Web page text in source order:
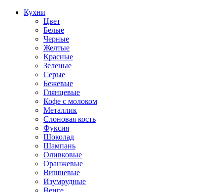
Кухни
Цвет
Белые
Черные
Желтые
Красные
Зеленые
Серые
Бежевые
Глянцевые
Кофе с молоком
Металлик
Слоновая кость
Фуксия
Шоколад
Шампань
Оливковые
Оранжевые
Вишневые
Изумрудные
Венге